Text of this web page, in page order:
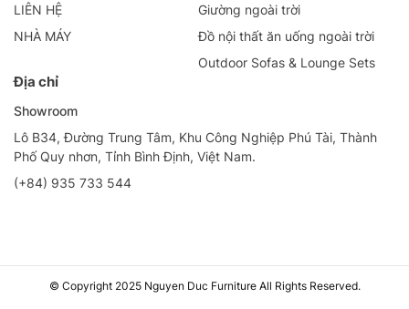
LIÊN HỆ
NHÀ MÁY
Giường ngoài trời
Đồ nội thất ăn uống ngoài trời
Outdoor Sofas & Lounge Sets
Địa chỉ
Showroom
Lô B34, Đường Trung Tâm, Khu Công Nghiệp Phú Tài, Thành
Phố Quy nhơn, Tỉnh Bình Định, Việt Nam.
(+84) 935 733 544
© Copyright 2025 Nguyen Duc Furniture All Rights Reserved.